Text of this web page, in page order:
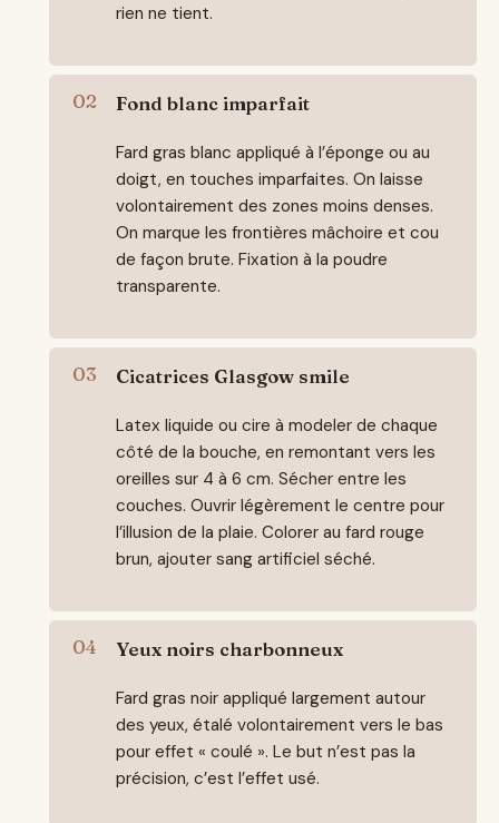
rien ne tient.
Fond blanc imparfait
Fard gras blanc appliqué à l’éponge ou au
doigt, en touches imparfaites. On laisse
volontairement des zones moins denses.
On marque les frontières mâchoire et cou
de façon brute. Fixation à la poudre
transparente.
Cicatrices Glasgow smile
Latex liquide ou cire à modeler de chaque
côté de la bouche, en remontant vers les
oreilles sur 4 à 6 cm. Sécher entre les
couches. Ouvrir légèrement le centre pour
l’illusion de la plaie. Colorer au fard rouge
brun, ajouter sang artificiel séché.
Yeux noirs charbonneux
Fard gras noir appliqué largement autour
des yeux, étalé volontairement vers le bas
pour effet « coulé ». Le but n’est pas la
précision, c’est l’effet usé.